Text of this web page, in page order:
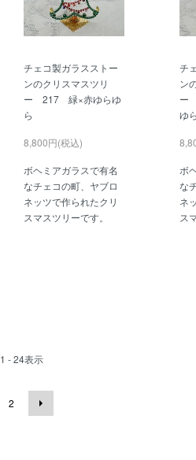
チェコ製ガラスストー
ンのクリスマスツリ
ー 217 緑×赤ゆらゆ
ら
8,800円(税込)
ボヘミアガラスで有名
なチェコの町、ヤブロ
ネッツで作られたクリ
スマスツリーです。
チ
ン
ー
ゆら
ボ
な
ネ
ス
1 - 24表示
2